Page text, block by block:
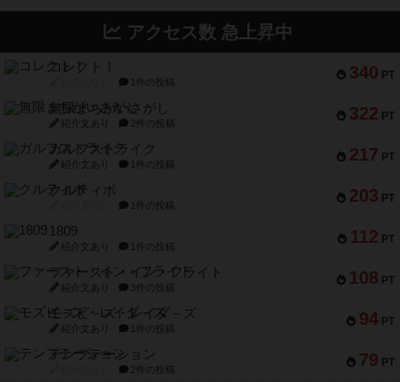
アクセス数 急上昇中
340 PT
コレクト！
1件の投稿
322 PT
無限まちがいさがし
紹介文あり 2件の投稿
217 PT
ガルフストライク
紹介文あり 1件の投稿
203 PT
クルティボ
1件の投稿
112 PT
1809
紹介文あり 1件の投稿
108 PT
ファースト・イン・フライト
紹介文あり 3件の投稿
94 PT
モズビ－ズ・レイダ－ズ
紹介文あり 1件の投稿
79 PT
テンプテーション
2件の投稿